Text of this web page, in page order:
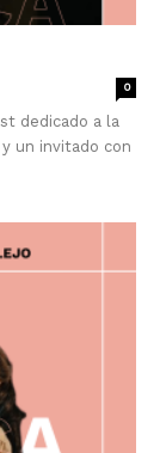
0
dedicado a la
un invitado con